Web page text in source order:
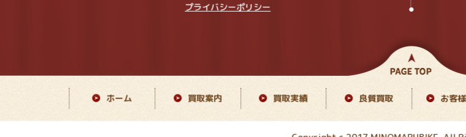
プライバシーポリシー
ホーム 買取案内 買取実績 良質買取 お客